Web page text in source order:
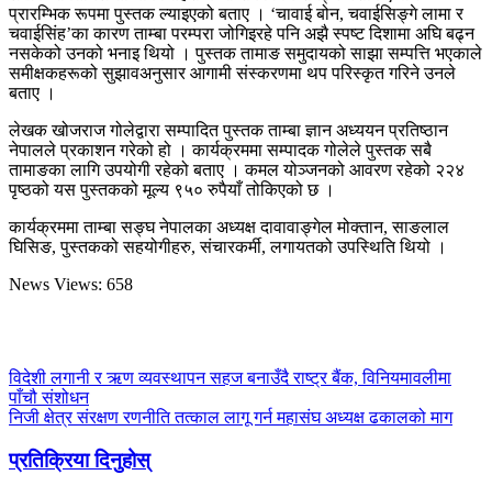
प्रारम्भिक रूपमा पुस्तक ल्याइएको बताए । ‘चावाई बोन, चवाईसिङ्गे लामा र
चवाईसिंह’का कारण ताम्बा परम्परा जोगिइरहे पनि अझै स्पष्ट दिशामा अघि बढ्न
नसकेको उनको भनाइ थियो । पुस्तक तामाङ समुदायको साझा सम्पत्ति भएकाले
समीक्षकहरूको सुझावअनुसार आगामी संस्करणमा थप परिस्कृत गरिने उनले
बताए ।
लेखक खोजराज गोलेद्वारा सम्पादित पुस्तक ताम्बा ज्ञान अध्ययन प्रतिष्ठान
नेपालले प्रकाशन गरेको हो । कार्यक्रममा सम्पादक गोलेले पुस्तक सबै
तामाङका लागि उपयोगी रहेको बताए । कमल योञ्जनको आवरण रहेको २२४
पृष्ठको यस पुस्तकको मूल्य ९५० रुपैयाँ तोकिएको छ ।
कार्यक्रममा ताम्बा सङ्घ नेपालका अध्यक्ष दावावाङ्गेल मोक्तान, साङलाल
घिसिङ, पुस्तकको सहयोगीहरु, संचारकर्मी, लगायतको उपस्थिति थियो ।
News Views: 658
विदेशी लगानी र ऋण व्यवस्थापन सहज बनाउँदै राष्ट्र बैंक, विनियमावलीमा
पाँचौ संशोधन
निजी क्षेत्र संरक्षण रणनीति तत्काल लागू गर्न महासंघ अध्यक्ष ढकालको माग
प्रतिक्रिया दिनुहोस्